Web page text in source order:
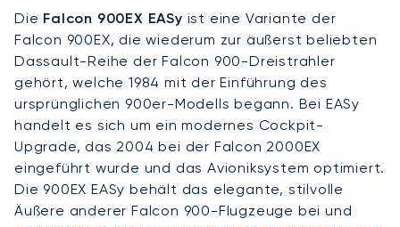
Die Falcon 900EX EASy ist eine Variante der
Falcon 900EX, die wiederum zur äußerst beliebten
Dassault-Reihe der Falcon 900-Dreistrahler
gehört, welche 1984 mit der Einführung des
ursprünglichen 900er-Modells begann. Bei EASy
handelt es sich um ein modernes Cockpit-
Upgrade, das 2004 bei der Falcon 2000EX
eingeführt wurde und das Avioniksystem optimiert.
Die 900EX EASy behält das elegante, stilvolle
Äußere anderer Falcon 900-Flugzeuge bei und